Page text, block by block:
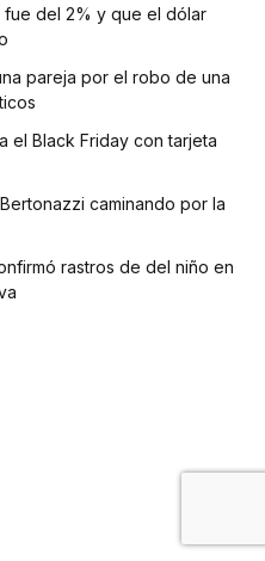
fue del 2% y que el dólar
pareja por el robo de una
el Black Friday con tarjeta
caminando por la
rastros de del niño en